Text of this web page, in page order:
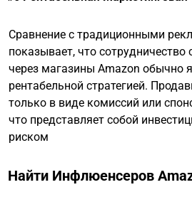
Сравнение с традиционными
показывает, что
через магазины Amazon обычно
рентабельной стратегией.
только в виде комиссий или
что представляет собой
риском
Найти Инфлюенсеров